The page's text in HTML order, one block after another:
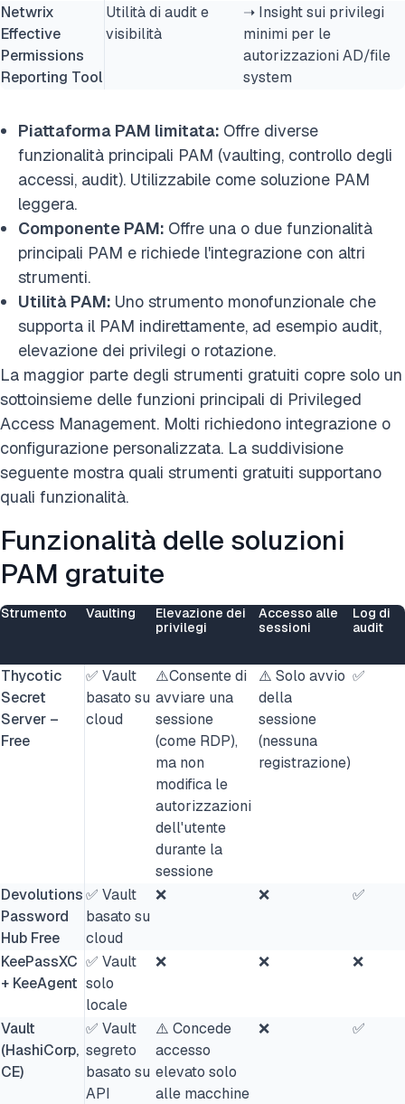
Netwrix
Effective
Permissions
Reporting Tool
Utilità di audit e
visibilità
➝ Insight sui privilegi
minimi per le
autorizzazioni AD/file
system
Piattaforma PAM limitata: Offre diverse
funzionalità principali PAM (vaulting, controllo degli
accessi, audit). Utilizzabile come soluzione PAM
leggera.
Componente PAM: Offre una o due funzionalità
principali PAM e richiede l'integrazione con altri
strumenti.
Utilità PAM: Uno strumento monofunzionale che
supporta il PAM indirettamente, ad esempio audit,
elevazione dei privilegi o rotazione.
La maggior parte degli strumenti gratuiti copre solo un
sottoinsieme delle funzioni principali di Privileged
Access Management. Molti richiedono integrazione o
configurazione personalizzata. La suddivisione
seguente mostra quali strumenti gratuiti supportano
quali funzionalità.
Funzionalità delle soluzioni
PAM gratuite
Strumento Vaulting
Elevazione dei
privilegi
Accesso alle
sessioni
Log di
audit
Thycotic
Secret
Server –
Free
✅ Vault
basato su
cloud
⚠️Consente di
avviare una
sessione
(come RDP),
ma non
modifica le
autorizzazioni
dell'utente
durante la
sessione
⚠️ Solo avvio
della
sessione
(nessuna
registrazione)
✅
Devolutions
Password
Hub Free
✅ Vault
basato su
cloud
❌ ❌ ✅
KeePassXC
+ KeeAgent
✅ Vault
solo
locale
❌ ❌ ❌
Vault
(HashiCorp,
CE)
✅ Vault
segreto
basato su
API
⚠️ Concede
accesso
elevato solo
alle macchine
❌ ✅